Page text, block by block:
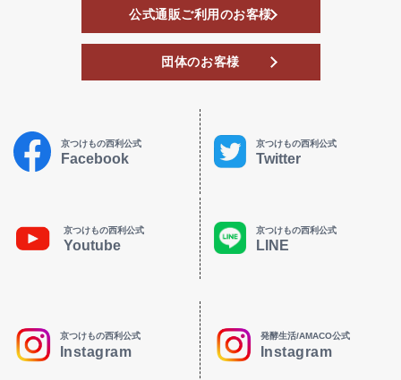
公式通販ご利用のお客様
団体のお客様
京つけもの西利公式
Facebook
京つけもの西利公式
Twitter
京つけもの西利公式
Youtube
京つけもの西利公式
LINE
京つけもの西利公式
Instagram
発酵生活/AMACO公式
Instagram